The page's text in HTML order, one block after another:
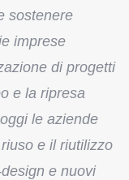
sostenere
imprese
di progetti
e la ripresa
le aziende
e il riutilizzo
e nuovi